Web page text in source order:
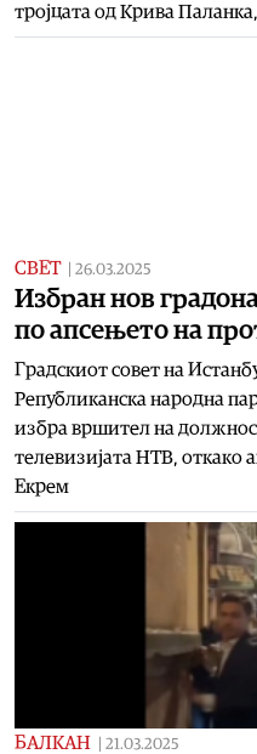
тројцата од Крива
СВЕТ 26.03.2025
Избран нов
по апсењето на
Градскиот совет на
Републиканска народна
избра вршител на
телевизијата НТВ, откако
Екрем
БАЛКАН 21.03.2025